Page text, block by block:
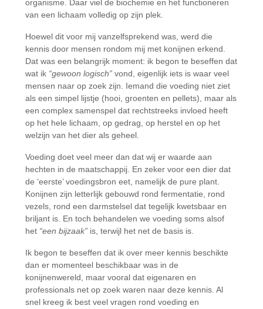
organisme. Daar viel de biochemie en het functioneren
van een lichaam volledig op zijn plek.
Hoewel dit voor mij vanzelfsprekend was, werd die
kennis door mensen rondom mij met konijnen erkend.
Dat was een belangrijk moment: ik begon te beseffen dat
wat ik “gewoon logisch”vond, eigenlijk iets is waar veel
mensen naar op zoek zijn. Iemand die voeding niet ziet
als een simpel lijstje (hooi, groenten en pellets), maar als
een complex samenspel dat rechtstreeks invloed heeft
op het hele lichaam, op gedrag, op herstel en op het
welzijn van het dier als geheel.
Voeding doet veel meer dan dat wij er waarde aan
hechten in de maatschappij. En zeker voor een dier dat
de ‘eerste’ voedingsbron eet, namelijk de pure plant.
Konijnen zijn letterlijk gebouwd rond fermentatie, rond
vezels, rond een darmstelsel dat tegelijk kwetsbaar en
briljant is. En toch behandelen we voeding soms alsof
het “een bijzaak”is, terwijl het net de basis is.
Ik begon te beseffen dat ik over meer kennis beschikte
dan er momenteel beschikbaar was in de
konijnenwereld, maar vooral dat eigenaren en
professionals net op zoek waren naar deze kennis. Al
snel kreeg ik best veel vragen rond voeding en